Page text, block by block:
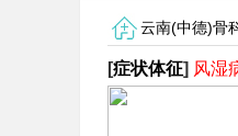
云南(中德)骨
[症状体征] 风湿